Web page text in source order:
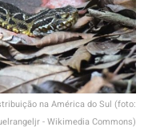
na América do Sul (foto:
- Wikimedia Commons)